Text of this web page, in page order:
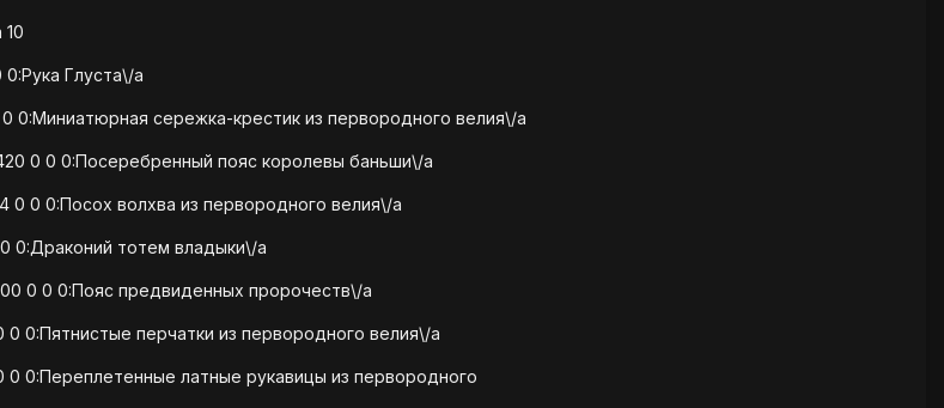
0:Рука Глуста\/a
0:Миниатюрная сережка-крестик из первородного велия\/a
0 0 0:Посеребренный пояс королевы баньши\/a
0 0:Посох волхва из первородного велия\/a
0:Драконий тотем владыки\/a
0 0 0:Пояс предвиденных пророчеств\/a
0 0:Пятнистые перчатки из первородного велия\/a
0 0:Переплетенные латные рукавицы из первородного